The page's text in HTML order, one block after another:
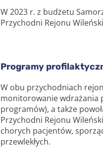
W 2023 r. z budżetu
Przychodni Rejonu
Programy
W obu przychodniach
monitorowanie wdrażania
programów), a także
Przychodni Rejonu
chorych pacjentów,
przewlekłych.